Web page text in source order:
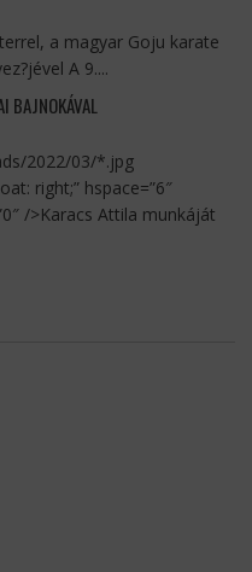
a magyar Goju karate
A 9....
BAJNOKÁVAL
2022/03/*.jpg
right;” hspace=”6″
/>Karacs Attila munkáját